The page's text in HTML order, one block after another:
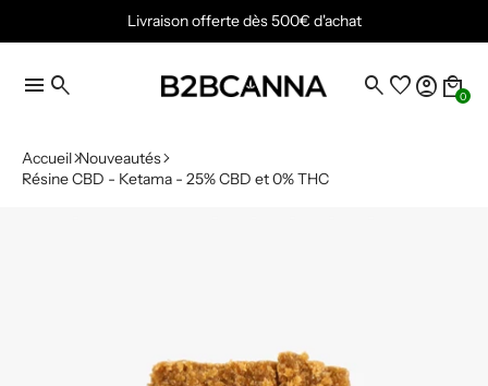
Livraison offerte dès 500€ d'achat
menu search search favoriteaccount_circle local_mall
0
Accueil Nouveautés
Résine CBD - Ketama - 25% CBD et 0% THC